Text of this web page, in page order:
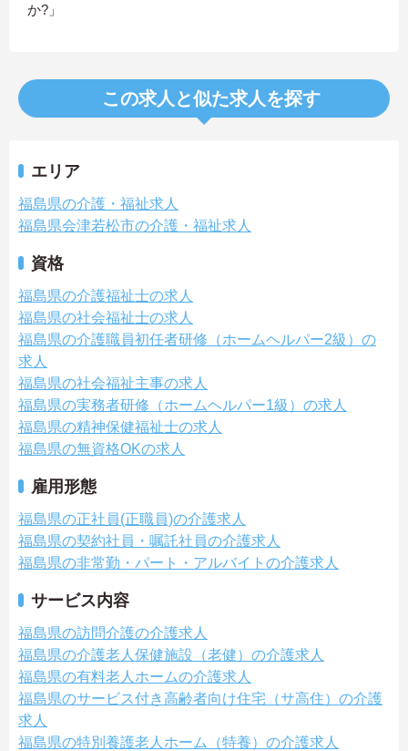
か?」
この求人と似た求人を探す
エリア
福島県の介護・福祉求人
福島県会津若松市の介護・福祉求人
資格
福島県の介護福祉士の求人
福島県の社会福祉士の求人
福島県の介護職員初任者研修（ホームヘルパー2級）の
求人
福島県の社会福祉主事の求人
福島県の実務者研修（ホームヘルパー1級）の求人
福島県の精神保健福祉士の求人
福島県の無資格OKの求人
雇用形態
福島県の正社員(正職員)の介護求人
福島県の契約社員・嘱託社員の介護求人
福島県の非常勤・パート・アルバイトの介護求人
サービス内容
福島県の訪問介護の介護求人
福島県の介護老人保健施設（老健）の介護求人
福島県の有料老人ホームの介護求人
福島県のサービス付き高齢者向け住宅（サ高住）の介護
求人
福島県の特別養護老人ホーム（特養）の介護求人